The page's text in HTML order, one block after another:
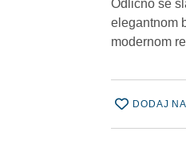
Odlično se
elegantnom
modernom
DODAJ